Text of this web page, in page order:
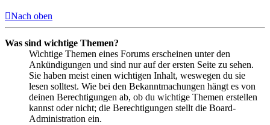
Nach oben
Was sind wichtige Themen?
Wichtige Themen eines Forums erscheinen unter den
Ankündigungen und sind nur auf der ersten Seite zu sehen.
Sie haben meist einen wichtigen Inhalt, weswegen du sie
lesen solltest. Wie bei den Bekanntmachungen hängt es von
deinen Berechtigungen ab, ob du wichtige Themen erstellen
kannst oder nicht; die Berechtigungen stellt die Board-
Administration ein.